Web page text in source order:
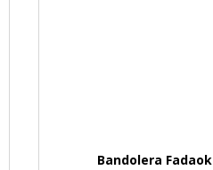
Bandolera Fadaok